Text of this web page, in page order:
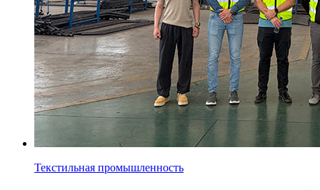
Текстильная промышленность